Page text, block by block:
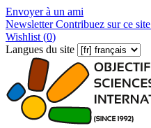
Envoyer à un ami
NewsletterContribuez sur ce site
Wishlist (0)
Langues du site